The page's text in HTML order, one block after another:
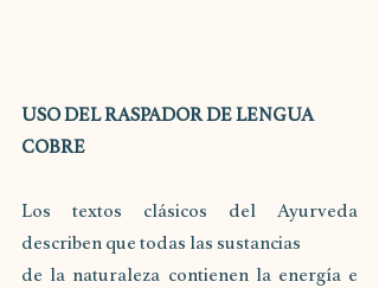
USO DEL RASPADOR DE LENGUA
COBRE
Los textos clásicos del Ayurveda
describen que todas las sustancias
de la naturaleza contienen la energía e